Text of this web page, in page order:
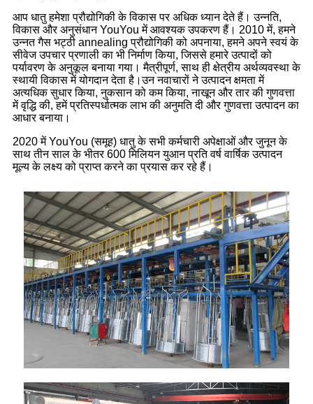
आप धातु हमेशा प्रौद्योगिकी के विकास पर अधिक ध्यान देते हैं। उन्नति,
विकास और अनुसंधान YouYou में आवश्यक उपकरण हैं। 2010 में, हमने
उन्नत गैस भट्ठी annealing प्रौद्योगिकी को अपनाया, हमने अपने स्वयं के
सीवेज उपचार प्रणाली का भी निर्माण किया, जिससे हमारे उत्पादों को
पर्यावरण के अनुकूल बनाया गया। मैत्रीपूर्ण, साथ ही क्षेत्रीय अर्थव्यवस्था के
स्थायी विकास में योगदान देता है।उन नवाचारों ने उत्पादन क्षमता में
अत्यधिक सुधार किया, नुकसान को कम किया, नाखून और तार की गुणवत्ता
में वृद्धि की, हमें प्रतिस्पर्धात्मक लाभ की अनुमति दी और गुणवत्ता उत्पादन का
आधार बनाया।
2020 में YouYou (समूह) धातु के सभी कर्मचारी अपेक्षाओं और जुनून के
साथ तीन साल के भीतर 600 मिलियन युआन प्रति वर्ष वार्षिक उत्पादन
मूल्य के लक्ष्य को प्राप्त करने का प्रयास कर रहे हैं।